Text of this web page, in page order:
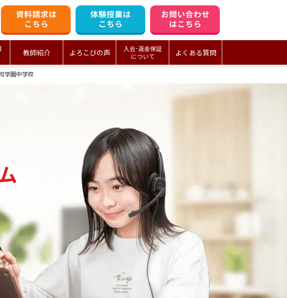
教師紹介 よろこびの声
入会･返金保証
について
よくある質問
学園中学校